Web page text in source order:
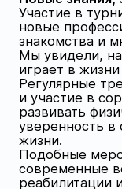
Участие в
новые
знакомства и
Мы увидели,
играет в
Регулярные
и участие в
развивать
уверенность в
жизни.
Подобные
современные
реабилитации